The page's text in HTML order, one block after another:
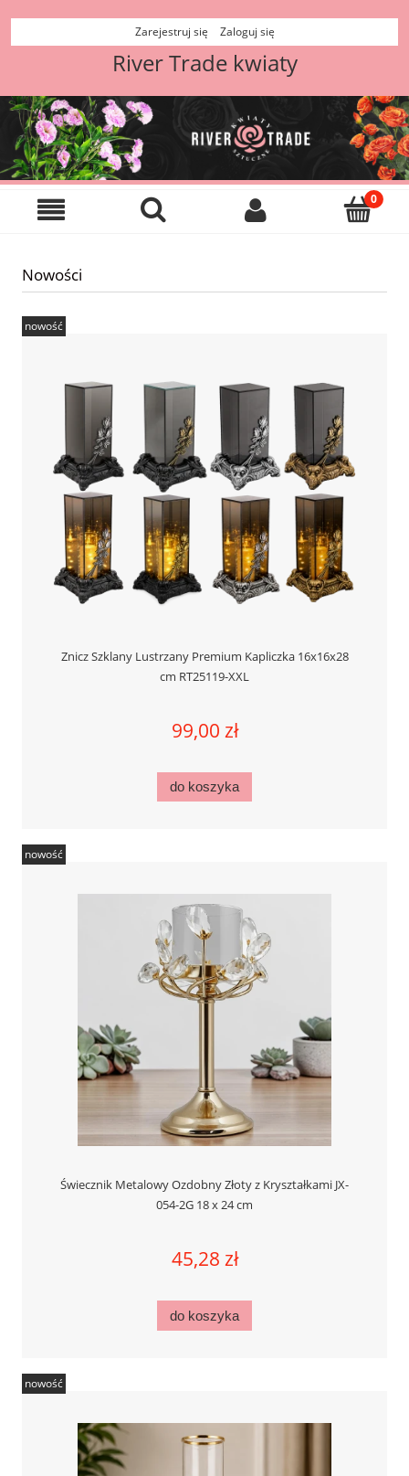
Zarejestruj się Zaloguj się
River Trade kwiaty
Nowości
Znicz Szklany Lustrzany Premium Kapliczka 16x16x28
cm RT25119-XXL
99,00 zł
do koszyka
nowość
Świecznik Metalowy Ozdobny Złoty z Kryształkami JX-
054-2G 18 x 24 cm
45,28 zł
do koszyka
nowość
nowość